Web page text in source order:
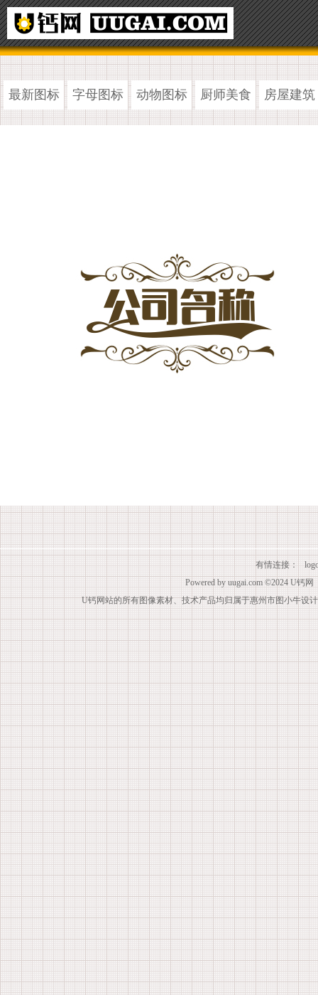
最新图标 字母图标 动物图标 厨师美食 房屋建筑
有情连接：
Powered by uugai.com ©2024 U钙网
U钙网站的所有图像素材、技术产品均归属于惠州市图小牛设